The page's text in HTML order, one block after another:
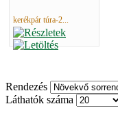
kerékpár túra-2...
Rendezés
Láthatók száma